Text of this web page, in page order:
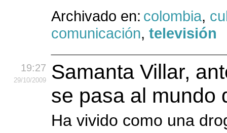
Archivado en: colombia,
comunicación, televisión
19:27
29/10/2009
Samanta Villar,
se pasa al mundo
Ha vivido como una